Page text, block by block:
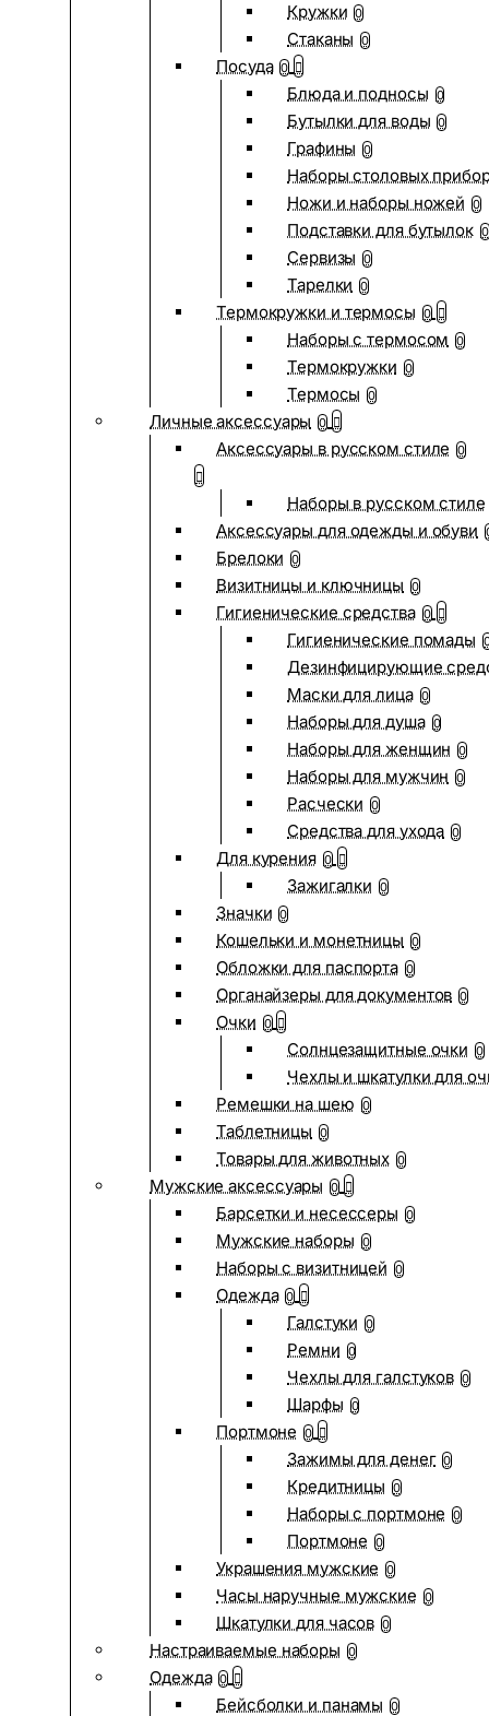
Кружки 0
Стаканы 0
Посуда 0
Блюда и подносы 0
Бутылки для воды 0
Графины 0
Наборы столовых
Ножи и наборы ножей 0
Подставки для бутылок 0
Сервизы 0
Тарелки 0
Термокружки и термосы 0
Наборы с термосом 0
Термокружки 0
Термосы 0
Личные аксессуары 0
Аксессуары в русском стиле 0
Наборы в русском стиле
Аксессуары для одежды и обуви
Брелоки 0
Визитницы и ключницы 0
Гигиенические средства 0
Гигиенические помады
Дезинфицирующие
Маски для лица 0
Наборы для душа 0
Наборы для женщин 0
Наборы для мужчин 0
Расчески 0
Средства для ухода 0
Для курения 0
Зажигалки 0
Значки 0
Кошельки и монетницы 0
Обложки для паспорта 0
Органайзеры для документов 0
Очки 0
Солнцезащитные очки 0
Чехлы и шкатулки для
Ремешки на шею 0
Таблетницы 0
Товары для животных 0
Мужские аксессуары 0
Барсетки и несессеры 0
Мужские наборы 0
Наборы с визитницей 0
Одежда 0
Галстуки 0
Ремни 0
Чехлы для галстуков 0
Шарфы 0
Портмоне 0
Зажимы для денег 0
Кредитницы 0
Наборы с портмоне 0
Портмоне 0
Украшения мужские 0
Часы наручные мужские 0
Шкатулки для часов 0
Настраиваемые наборы 0
Одежда 0
Бейсболки и панамы 0